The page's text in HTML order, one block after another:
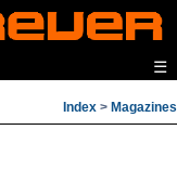
☰
Index > Magazines